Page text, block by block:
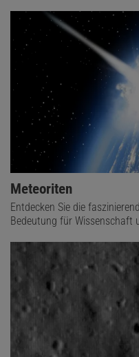
Meteoriten
Entdecken Sie die
Bedeutung für Wissenschaft